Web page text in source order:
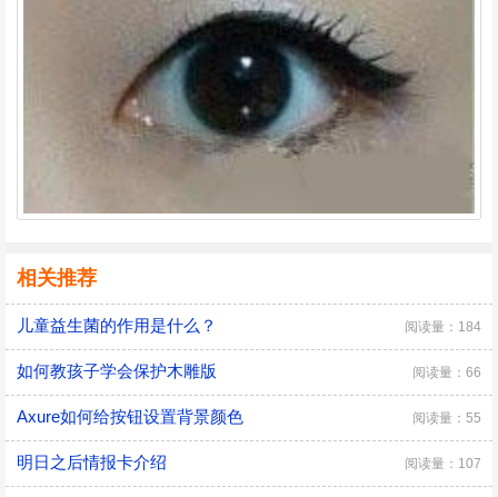
相关推荐
儿童益生菌的作用是什么？ 阅读量：184
如何教孩子学会保护木雕版 阅读量：66
Axure如何给按钮设置背景颜色 阅读量：55
明日之后情报卡介绍 阅读量：107